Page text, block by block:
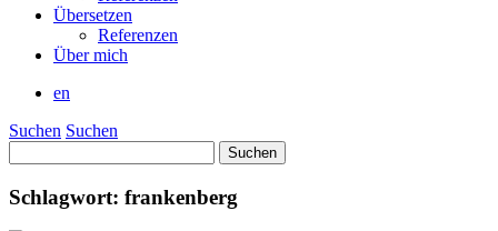
Übersetzen
Referenzen
Über mich
en
Suchen Suchen
nach:
Schlagwort: frankenberg